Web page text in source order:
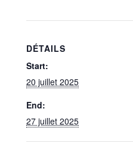
DÉTAILS
Start:
20 juillet 2025
End:
27 juillet 2025